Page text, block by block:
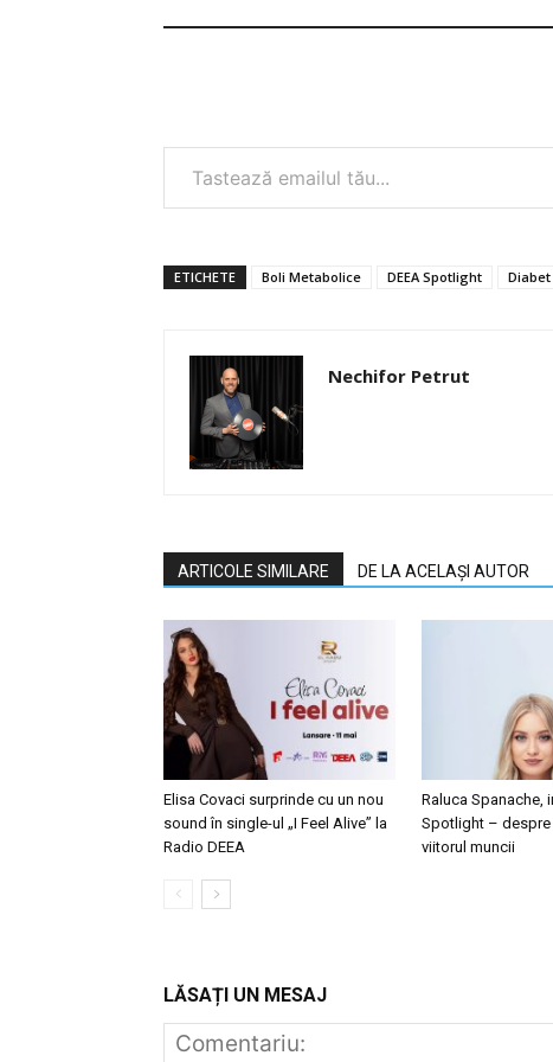
Tastează emailul tău...
ETICHETE Boli Metabolice DEEA Spotlight
Nechifor Petrut
ARTICOLE SIMILARE DE LA ACELAȘI AUTOR
Elisa Covaci surprinde cu un nou
sound în single-ul „I Feel Alive” la
Radio DEEA
Raluca Spanache,
Spotlight – despre
viitorul muncii
LĂSAȚI UN MESAJ